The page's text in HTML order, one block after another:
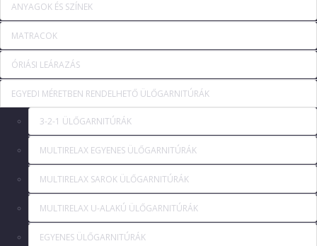
ANYAGOK ÉS SZÍNEK
MATRACOK
ÓRIÁSI LEÁRAZÁS
EGYEDI MÉRETBEN RENDELHETŐ ÜLŐGARNITÚRÁK
3-2-1 ÜLŐGARNITÚRÁK
MULTIRELAX EGYENES ÜLŐGARNITÚRÁK
MULTIRELAX SAROK ÜLŐGARNITÚRÁK
MULTIRELAX U-ALAKÚ ÜLŐGARNITÚRÁK
EGYENES ÜLŐGARNITÚRÁK